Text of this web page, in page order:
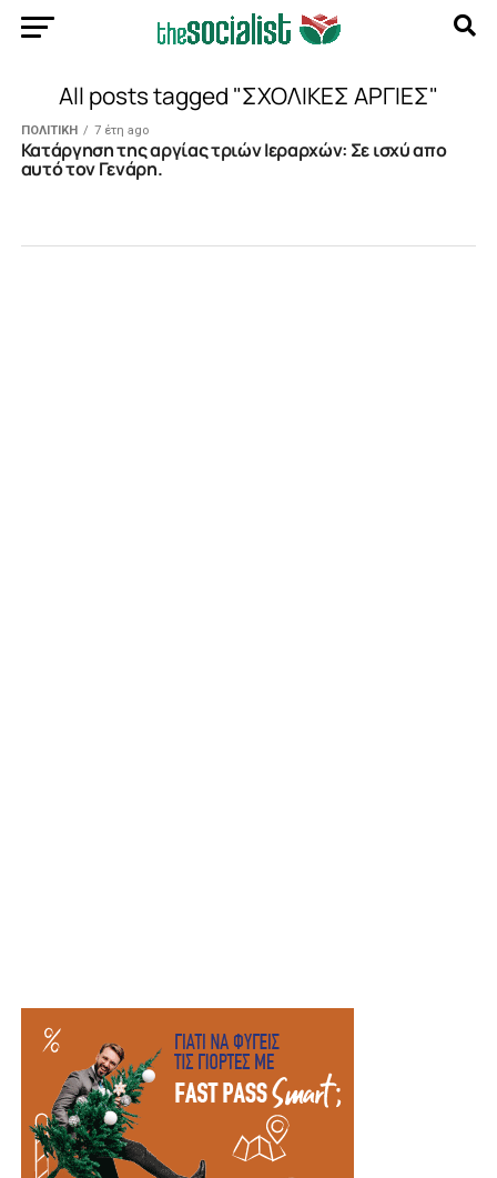
All posts tagged "ΣΧΟΛΙΚΕΣ ΑΡΓΙΕΣ"
ΠΟΛΙΤΙΚΗ 7 έτη ago
Κατάργηση της αργίας τριών Ιεραρχών: Σε ισχύ απο
αυτό τον Γενάρη.